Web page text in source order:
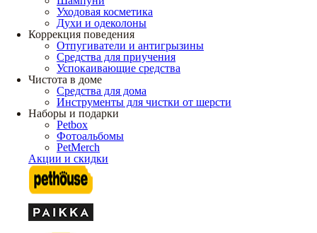
Уходовая косметика
Духи и одеколоны
Коррекция поведения
Отпугиватели и антигрызины
Средства для приучения
Успокаивающие средства
Чистота в доме
Средства для дома
Инструменты для чистки от шерсти
Наборы и подарки
Petbox
Фотоальбомы
PetMerch
Акции и скидки